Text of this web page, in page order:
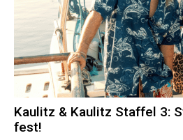
Kaulitz & Kaulitz Staffel 3:
fest!